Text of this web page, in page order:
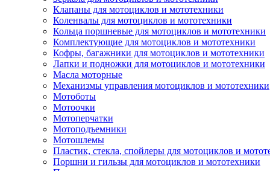
Клапаны для мотоциклов и мототехники
Коленвалы для мотоциклов и мототехники
Кольца поршневые для мотоциклов и мототехники
Комплектующие для мотоциклов и мототехники
Кофры, багажники для мотоциклов и мототехники
Лапки и подножки для мотоциклов и мототехники
Масла моторные
Механизмы управления мотоциклов и мототехники
Мотоботы
Мотоочки
Мотоперчатки
Мотоподъемники
Мотошлемы
Пластик, стекла, спойлеры для мотоциклов и
Поршни и гильзы для мотоциклов и мототехники